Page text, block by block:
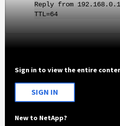
Reply from
TTL=64
Sign in to view the entire
SIGN IN
New to NetApp?